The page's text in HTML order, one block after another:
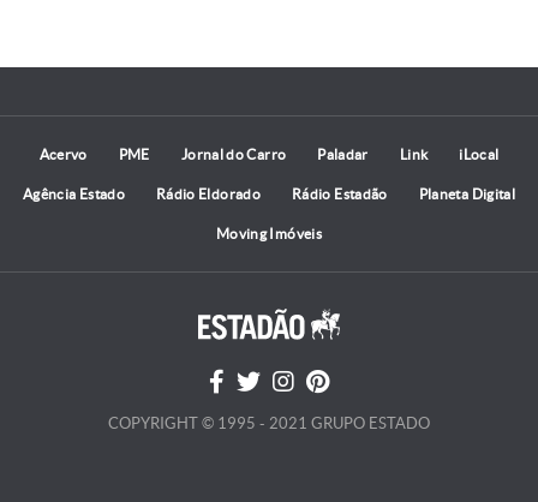
Acervo PME Jornal do Carro Paladar Link iLocal
Agência Estado Rádio Eldorado Rádio Estadão Planeta Digital
Moving Imóveis
COPYRIGHT © 1995 - 2021 GRUPO ESTADO